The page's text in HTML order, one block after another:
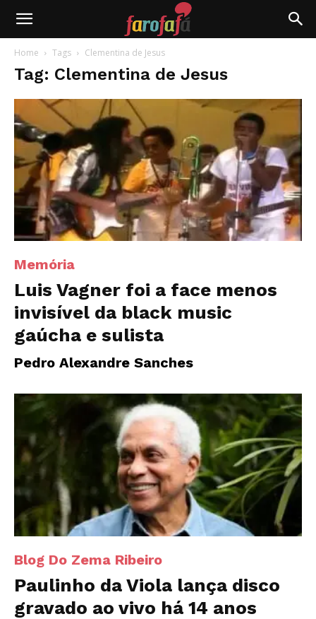
Farofafá
Home Tags Clementina de Jesus
Tag: Clementina de Jesus
Memória
Luis Vagner foi a face menos
invisível da black music
gaúcha e sulista
Pedro Alexandre Sanches
Blog Do Zema Ribeiro
Paulinho da Viola lança disco
gravado ao vivo há 14 anos